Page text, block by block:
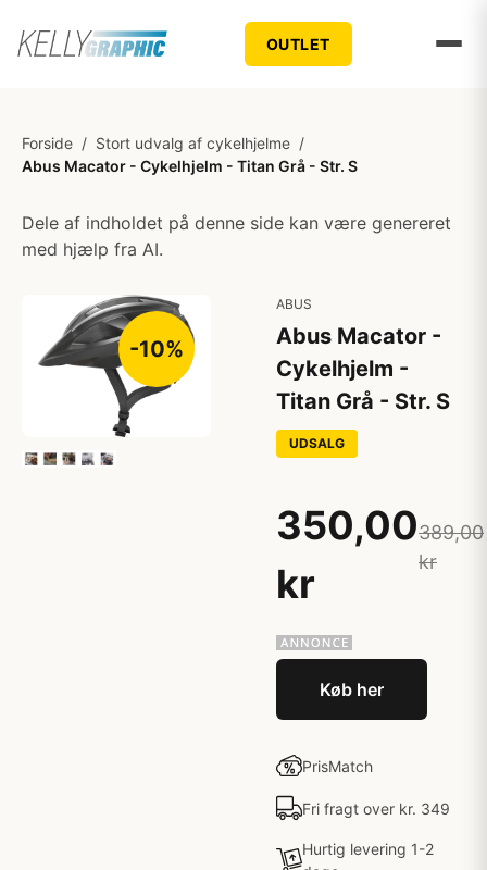
OUTLET
Forside / Stort udvalg af cykelhjelme /
Abus Macator - Cykelhjelm - Titan Grå - Str. S
Dele af indholdet på denne side kan være genereret
med hjælp fra AI.
-10%
ABUS
Abus Macator -
Cykelhjelm -
Titan Grå - Str. S
UDSALG
350,00
kr
389,00
kr
Køb her
PrisMatch
Fri fragt over kr. 349
Hurtig levering 1-2